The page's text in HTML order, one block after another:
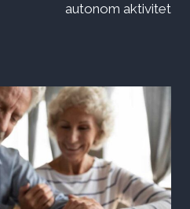
autonom aktivitet